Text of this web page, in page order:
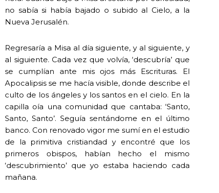
no sabía si había bajado o subido al Cielo, a la
Nueva Jerusalén.
Regresaría a Misa al día siguiente, y al siguiente, y
al siguiente. Cada vez que volvía, ‘descubría’ que
se cumplían ante mis ojos más Escrituras. El
Apocalipsis se me hacía visible, donde describe el
culto de los ángeles y los santos en el cielo. En la
capilla oía una comunidad que cantaba: ‘Santo,
Santo, Santo’. Seguía sentándome en el último
banco. Con renovado vigor me sumí en el estudio
de la primitiva cristiandad y encontré que los
primeros obispos, habían hecho el mismo
‘descubrimiento’ que yo estaba haciendo cada
mañana.